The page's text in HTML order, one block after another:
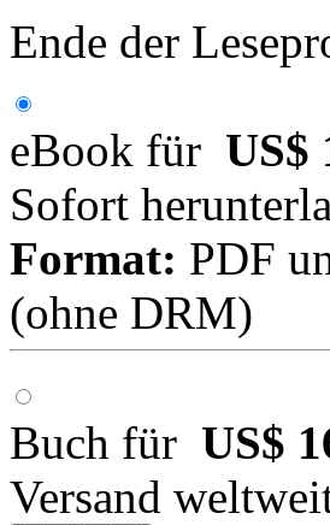
Ende der
eBook für US$
Sofort
Format: PDF
(ohne DRM)
Buch für US$
Versand